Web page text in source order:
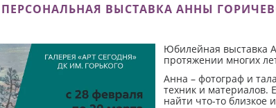
ПЕРСОНАЛЬНАЯ ВЫСТАВКА АННЫ
Юбилейная выставка
протяжении многих
Анна – фотограф и
техник и материалов.
найти что-то близкое